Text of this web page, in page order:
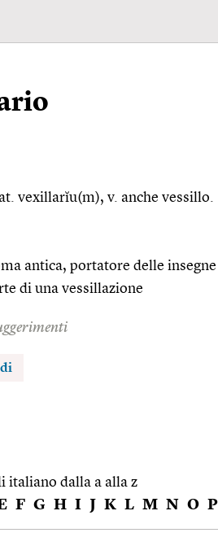
vexillarĭu(m), v. anche vessillo.
antica, portatore delle
di una vessillazione
italiano dalla a alla z
F G H I J K L M N O P